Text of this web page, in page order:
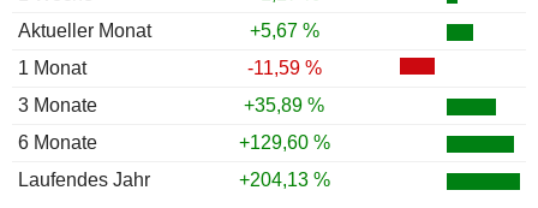
Aktueller Monat
+5,67 %
1 Monat
-11,59 %
3 Monate
+35,89 %
6 Monate
+129,60 %
Laufendes Jahr
+204,13 %